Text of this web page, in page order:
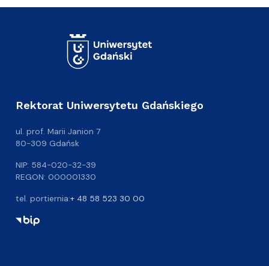
Rektorat Uniwersytetu Gdańskiego
ul. prof. Marii Janion 7
80-309 Gdańsk
NIP: 584-020-32-39
REGON: 000001330
tel. portiernia:+ 48 58 523 30 00